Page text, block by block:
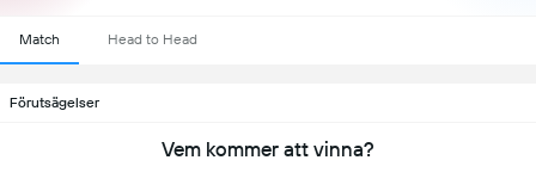
Match Head to Head
Förutsägelser
Vem kommer att vinna?